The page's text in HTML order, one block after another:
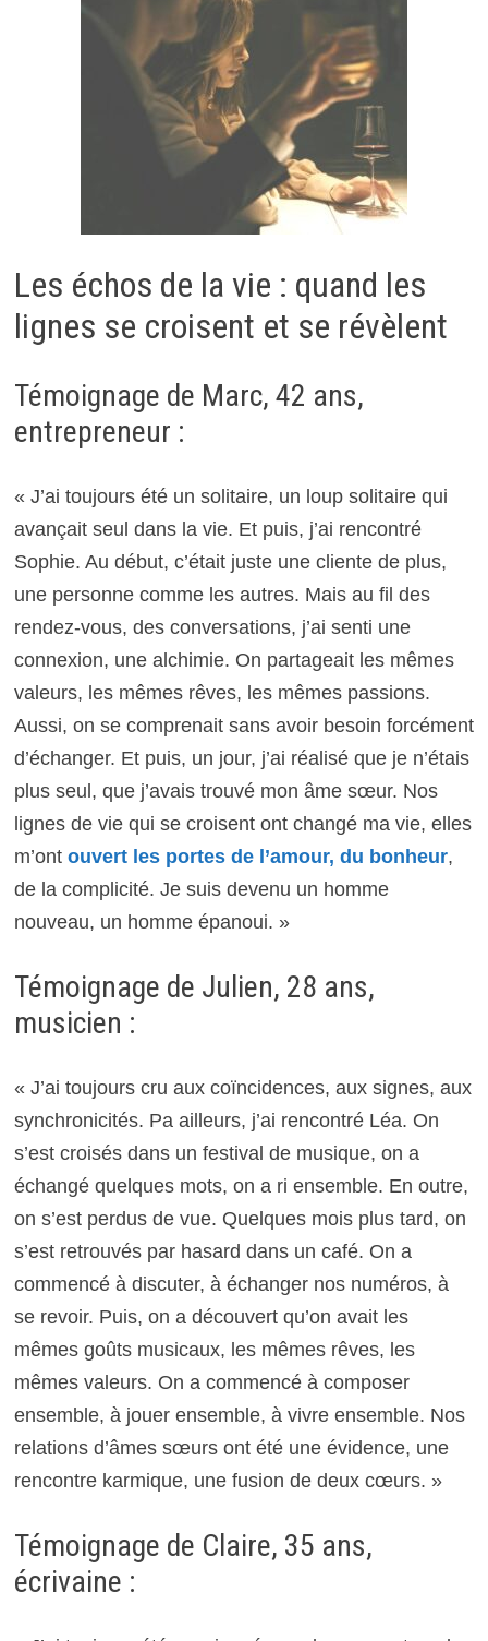
Les échos de la vie : quand les
lignes se croisent et se révèlent
Témoignage de Marc, 42 ans,
entrepreneur :
« J’ai toujours été un solitaire, un loup solitaire qui
avançait seul dans la vie. Et puis, j’ai rencontré
Sophie. Au début, c’était juste une cliente de plus,
une personne comme les autres. Mais au fil des
rendez-vous, des conversations, j’ai senti une
connexion, une alchimie. On partageait les mêmes
valeurs, les mêmes rêves, les mêmes passions.
Aussi, on se comprenait sans avoir besoin forcément
d’échanger. Et puis, un jour, j’ai réalisé que je n’étais
plus seul, que j’avais trouvé mon âme sœur. Nos
lignes de vie qui se croisent ont changé ma vie, elles
m’ont ouvert les portes de l’amour, du bonheur,
de la complicité. Je suis devenu un homme
nouveau, un homme épanoui. »
Témoignage de Julien, 28 ans,
musicien :
« J’ai toujours cru aux coïncidences, aux signes, aux
synchronicités. Pa ailleurs, j’ai rencontré Léa. On
s’est croisés dans un festival de musique, on a
échangé quelques mots, on a ri ensemble. En outre,
on s’est perdus de vue. Quelques mois plus tard, on
s’est retrouvés par hasard dans un café. On a
commencé à discuter, à échanger nos numéros, à
se revoir. Puis, on a découvert qu’on avait les
mêmes goûts musicaux, les mêmes rêves, les
mêmes valeurs. On a commencé à composer
ensemble, à jouer ensemble, à vivre ensemble. Nos
relations d’âmes sœurs ont été une évidence, une
rencontre karmique, une fusion de deux cœurs. »
Témoignage de Claire, 35 ans,
écrivaine :